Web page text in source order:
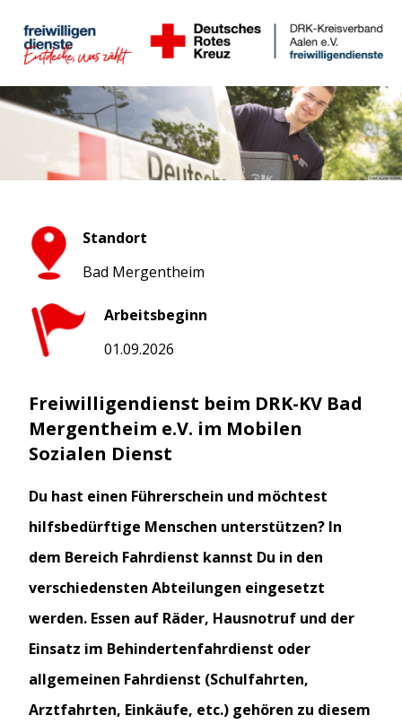
Standort
Bad Mergentheim
Arbeitsbeginn
01.09.2026
Freiwilligendienst beim DRK-KV Bad
Mergentheim e.V. im Mobilen
Sozialen Dienst
Du hast einen Führerschein und möchtest
hilfsbedürftige Menschen unterstützen? In
dem Bereich Fahrdienst kannst Du in den
verschiedensten Abteilungen eingesetzt
werden. Essen auf Räder, Hausnotruf und der
Einsatz im Behindertenfahrdienst oder
allgemeinen Fahrdienst (Schulfahrten,
Arztfahrten, Einkäufe, etc.) gehören zu diesem